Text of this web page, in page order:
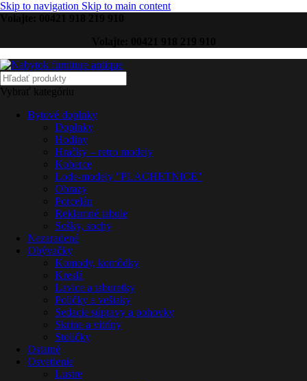
Skip to navigation Skip to main content
Vybrať kategóriu
Bytové doplnky
Doplnky
Hodiny
Hračky – retro modely
Koberce
Lode-modely "PLACHETNICE"
Obrazy
Porcelán
Reklamné tabule
Sošky, sochy
Nezaradené
Obývačky
Komody, komôdky
Kreslá
Lavice a taburetky
Poličky a vešiaky
Sedacie súpravy a pohovky
Skrine a vitríny
Stoličky
Ostatné
Osvetlenie
Lustre